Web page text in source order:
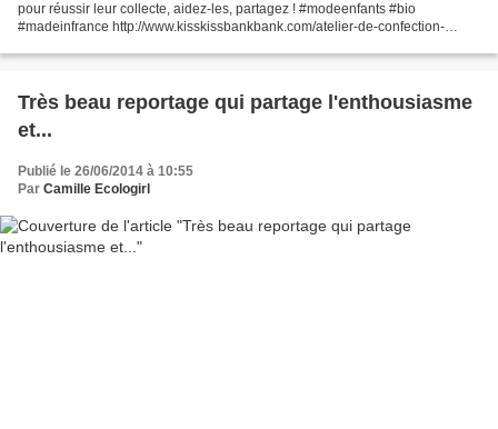
pour réussir leur collecte, aidez-les, partagez ! #modeenfants #bio
#madeinfrance http://www.kisskissbankbank.com/atelier-de-confection-
Très beau reportage qui partage l'enthousiasme
et...
Publié le 26/06/2014 à 10:55
Par Camille Ecologirl